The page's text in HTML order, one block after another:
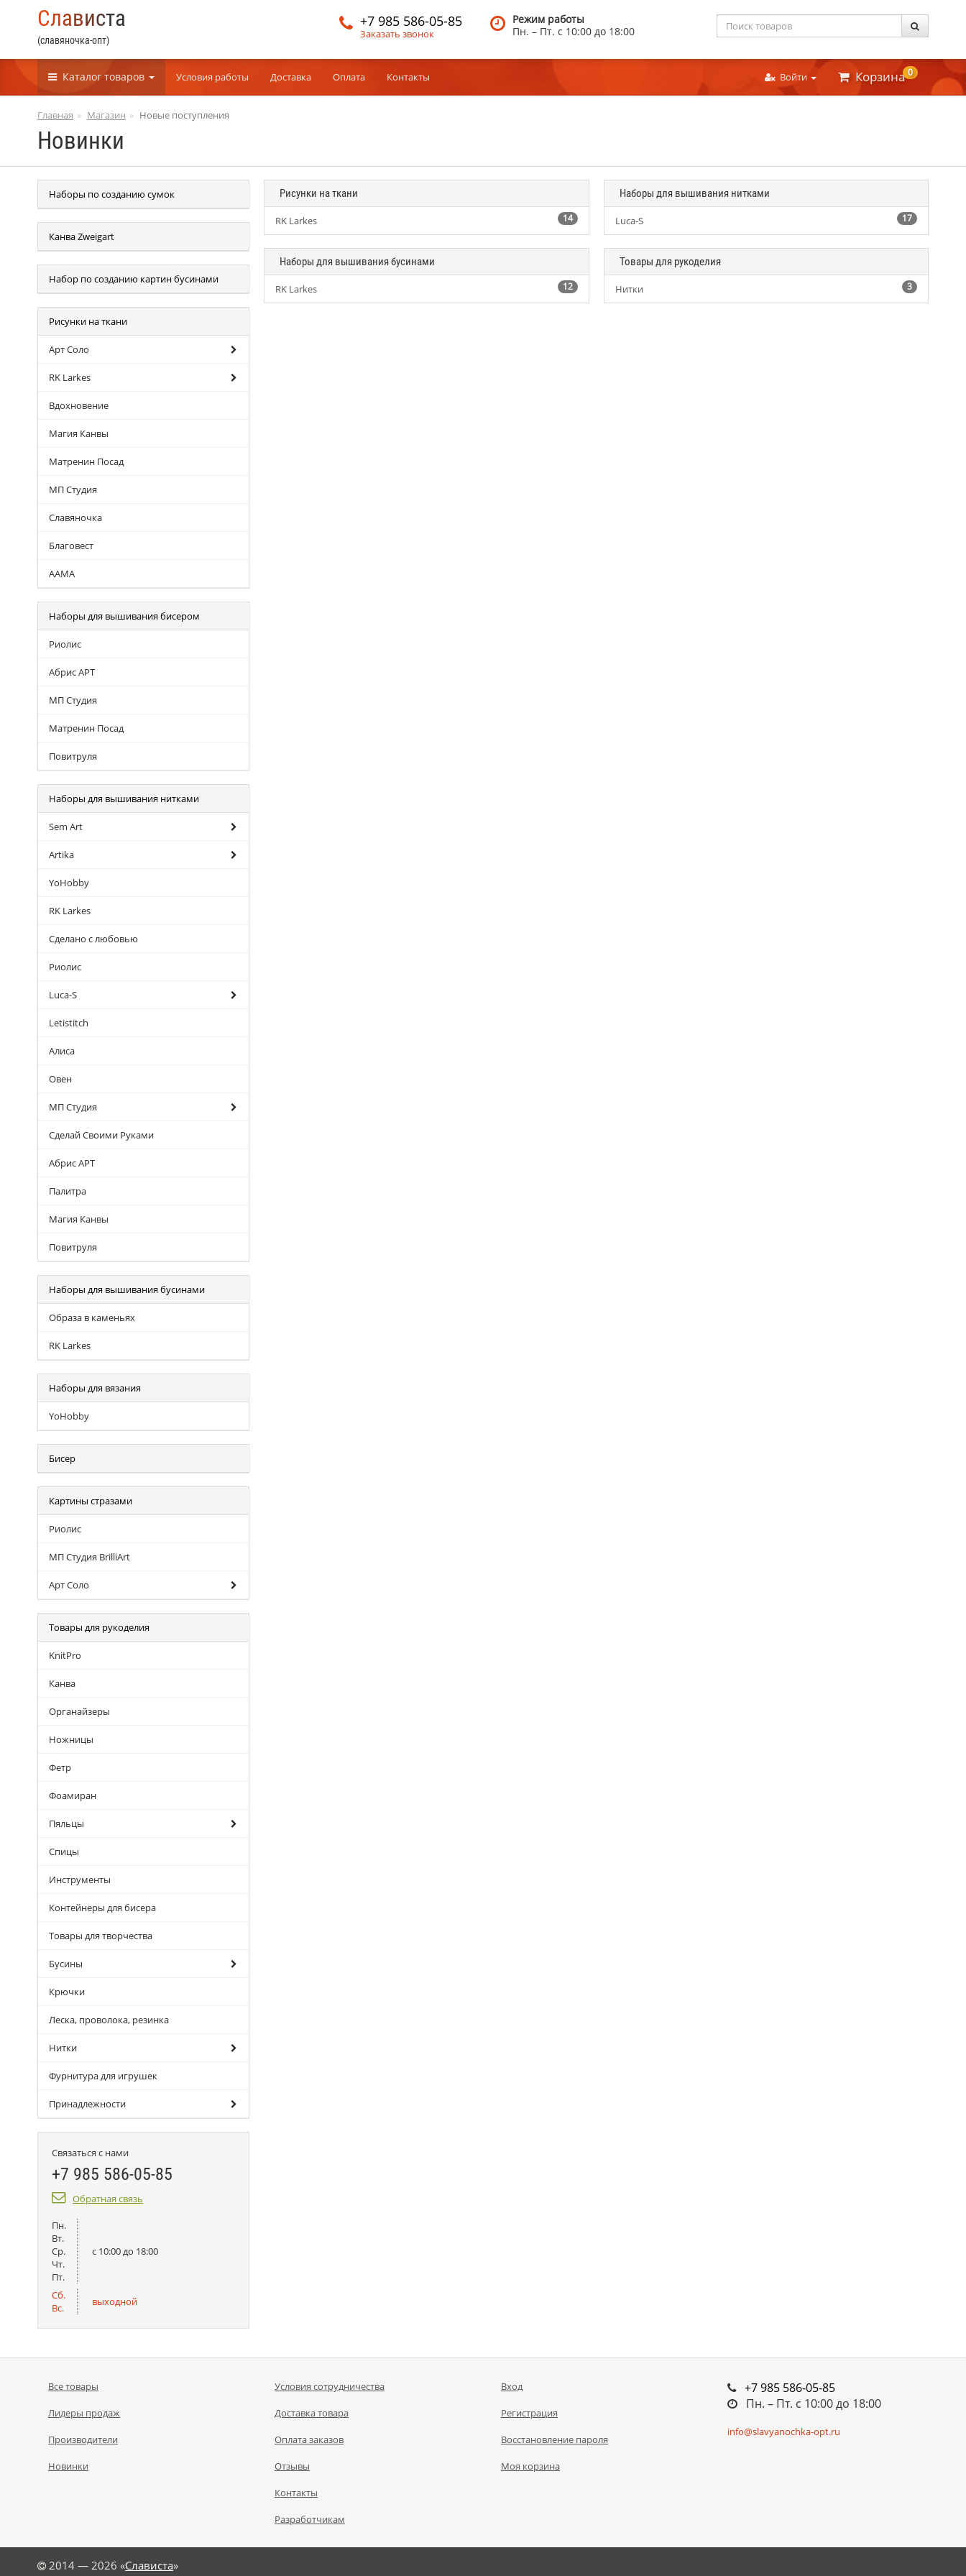
Слависта
(славяночка-опт)
+7 985 586-05-85
Заказать звонок
Режим работы
Пн. – Пт. c 10:00 до 18:00
Каталог товаров Войти Корзина0
Условия работы Доставка Оплата Контакты
Главная Магазин Новые поступления
Новинки
Наборы по созданию сумок
Канва Zweigart
Набор по созданию картин бусинами
Рисунки на ткани
Арт Соло
RK Larkes
Вдохновение
Магия Канвы
Матренин Посад
МП Студия
Славяночка
Благовест
ААМА
Наборы для вышивания бисером
Риолис
Абрис АРТ
МП Студия
Матренин Посад
Повитруля
Наборы для вышивания нитками
Sem Art
Artika
YoHobby
RK Larkes
Сделано с любовью
Риолис
Luca-S
Letistitch
Алиса
Овен
МП Студия
Сделай Своими Руками
Абрис АРТ
Палитра
Магия Канвы
Повитруля
Наборы для вышивания бусинами
Образа в каменьях
RK Larkes
Наборы для вязания
YoHobby
Бисер
Картины стразами
Риолис
МП Студия BrilliArt
Арт Соло
Товары для рукоделия
KnitPro
Канва
Органайзеры
Ножницы
Фетр
Фоамиран
Пяльцы
Спицы
Инструменты
Контейнеры для бисера
Товары для творчества
Бусины
Крючки
Леска, проволока, резинка
Нитки
Фурнитура для игрушек
Принадлежности
Связаться с нами
+7 985 586-05-85
Обратная связь
Пн.
Вт.
Ср.
Чт.
Пт.
c 10:00 до 18:00
Сб.
Вс.
выходной
Рисунки на ткани
RK Larkes 14
Наборы для вышивания нитками
Luca-S 17
Наборы для вышивания бусинами
RK Larkes 12
Товары для рукоделия
Нитки 3
Все товары
Лидеры продаж
Производители
Новинки
Условия сотрудничества
Доставка товара
Оплата заказов
Отзывы
Контакты
Разработчикам
Вход
Регистрация
Восстановление пароля
Моя корзина
+7 985 586-05-85
Пн. – Пт. c 10:00 до 18:00
info@slavyanochka-opt.ru
©2014 — 2026 «Слависта»